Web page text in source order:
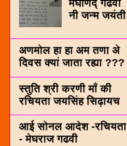
मेघाणंद् गढवी
नी जन्म जयंती
अणमोल हा हा अम तणा अे
दिवस क्यां जाता रह्या ???
स्तुति श्री करणी माँ की
रचियता जयसिंह सिढ़ायच
आई सोनल आदेश -रचियता
- मेघराज गढवी